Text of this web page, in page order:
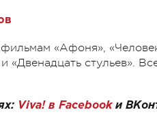
«Афоня»,
стульев».
Viva! в Facebookи